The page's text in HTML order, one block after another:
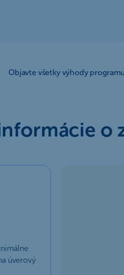
Objavte všetky výhody
o
úverový